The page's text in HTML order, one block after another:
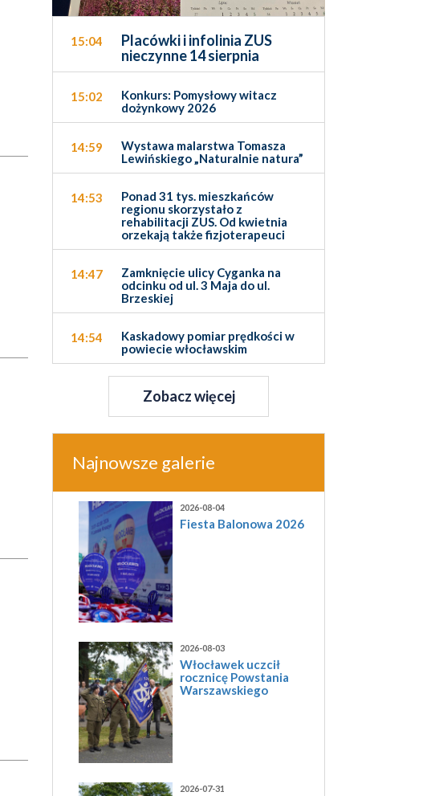
15:04
Placówki i infolinia ZUS
nieczynne 14 sierpnia
15:02
Konkurs: Pomysłowy witacz
dożynkowy 2026
14:59
Wystawa malarstwa Tomasza
Lewińskiego „Naturalnie natura”
14:53
Ponad 31 tys. mieszkańców
regionu skorzystało z
rehabilitacji ZUS. Od kwietnia
orzekają także fizjoterapeuci
14:47
Zamknięcie ulicy Cyganka na
odcinku od ul. 3 Maja do ul.
Brzeskiej
14:54
Kaskadowy pomiar prędkości w
powiecie włocławskim
Zobacz więcej
Najnowsze galerie
2026-08-04
Fiesta Balonowa 2026
2026-08-03
Włocławek uczcił
rocznicę Powstania
Warszawskiego
2026-07-31